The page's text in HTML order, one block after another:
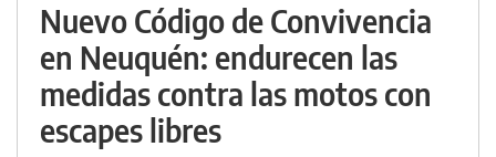
Nuevo Código de Convivencia
en Neuquén: endurecen las
medidas contra las motos con
escapes libres